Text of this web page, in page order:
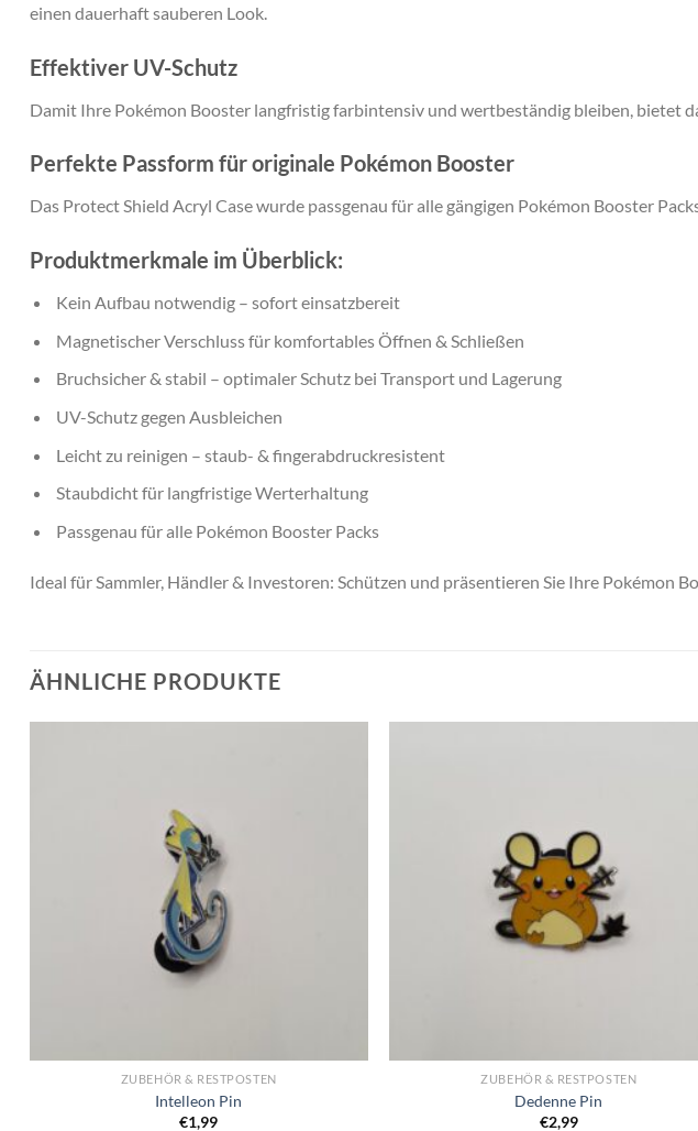
einen dauerhaft sauberen Look.
Effektiver UV-Schutz
Damit Ihre Pokémon Booster langfristig farbintensiv und wertbeständig bleiben, bietet
Perfekte Passform für originale Pokémon Booster
Das Protect Shield Acryl Case wurde passgenau für alle gängigen Pokémon Booster
Produktmerkmale im Überblick:
Kein Aufbau notwendig– sofort einsatzbereit
Magnetischer Verschlussfür komfortables Öffnen & Schließen
Bruchsicher & stabil – optimaler Schutz bei Transport und Lagerung
UV-Schutzgegen Ausbleichen
Leicht zu reinigen – staub- & fingerabdruckresistent
Staubdichtfür langfristige Werterhaltung
Passgenau für alle Pokémon Booster Packs
Ideal für Sammler, Händler & Investoren: Schützen und präsentieren Sie Ihre Pokémon
ÄHNLICHE PRODUKTE
ZUBEHÖR & RESTPOSTEN
Intelleon Pin
€1,99
ZUBEHÖR & RESTPOSTEN
Dedenne Pin
€2,99